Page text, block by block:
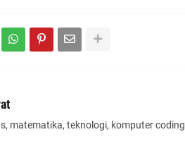
matematika, teknologi, komputer coding